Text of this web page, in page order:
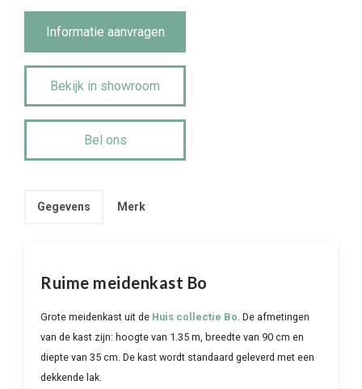
aantalInformatie aanvragen
Bekijk in showroom
Bel ons
Gegevens Merk
Ruime meidenkast Bo
Grote meidenkast uit de Huis collectie Bo. De afmetingen
van de kast zijn: hoogte van 1.35 m, breedte van 90 cm en
diepte van 35 cm. De kast wordt standaard geleverd met een
dekkende lak.